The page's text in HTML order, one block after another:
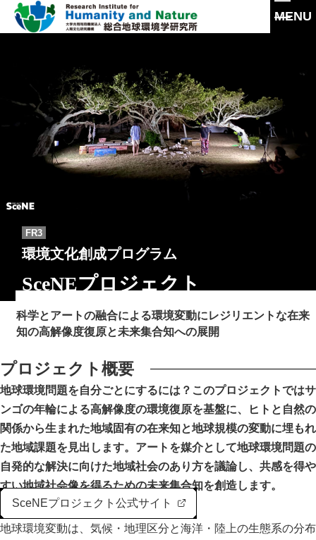
MENU
研究所概要
所長挨拶
理念・達成目標
運営体制・方針
情報公開
施設紹介
交通アクセス
研究活動
研究体制・研究の流れ
研究一覧
研究成果
最新論文
共同利用
実験施設
イベント
刊行物
お問い合わせ
サ
FR3
環境文化創成プログラム
SceNEプロジェクト
科学とアートの融合による環境変動にレジリエントな在来
知の高解像度復原と未来集合知への展開
プロジェクト概要
地球環境問題を自分ごとにするには？このプロジェクトではサ
ンゴの年輪による高解像度の環境復原を基盤に、ヒトと自然の
関係から生まれた地域固有の在来知と地球規模の変動に埋もれ
た地域課題を見出します。アートを媒介として地球環境問題の
自発的な解決に向けた地域社会のあり方を議論し、共感を得や
すい地域社会像を得るための未来集合知を創造します。
SceNEプロジェクト公式サイト
地球環境変動は、気候・地理区分と海洋・陸上の生態系の分布